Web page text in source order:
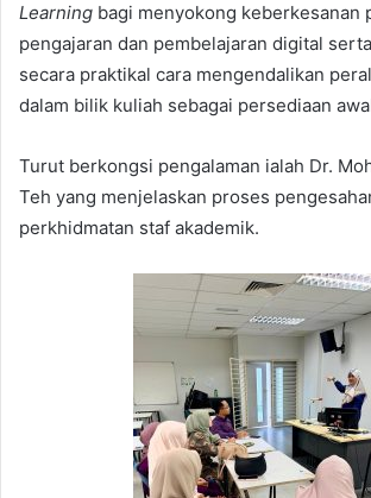
Learning bagi menyokong keberkesanan
pengajaran dan pembelajaran digital
secara praktikal cara mengendalikan
dalam bilik kuliah sebagai persediaan
Turut berkongsi pengalaman ialah Dr.
Teh yang menjelaskan proses
perkhidmatan staf akademik.